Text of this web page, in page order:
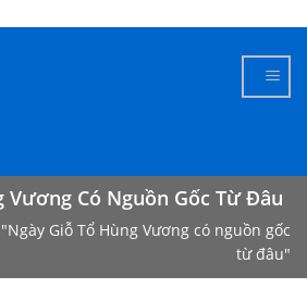
Vương Có Nguồn Gốc Từ Đâu
Giỗ Tổ Hùng Vương có nguồn gốc
từ đâu"